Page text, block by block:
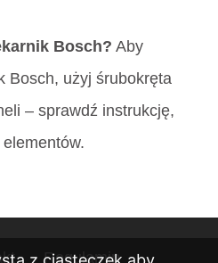
Bosch? Aby
Bosch, użyj śrubokręta
– sprawdź instrukcję,
Regulamin